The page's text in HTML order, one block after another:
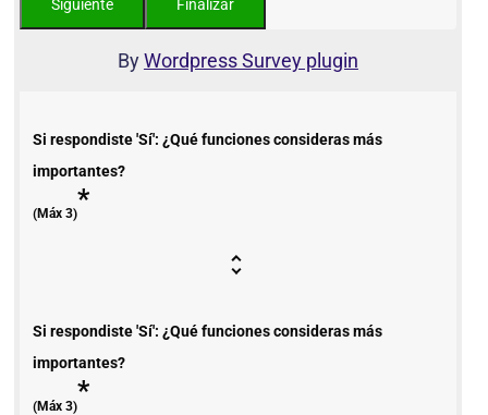
ByWordpress Survey plugin
Si respondiste 'Sí': ¿Qué funciones consideras más
importantes?
(Máx 3)*
Si respondiste 'Sí': ¿Qué funciones consideras más
importantes?
(Máx 3)*